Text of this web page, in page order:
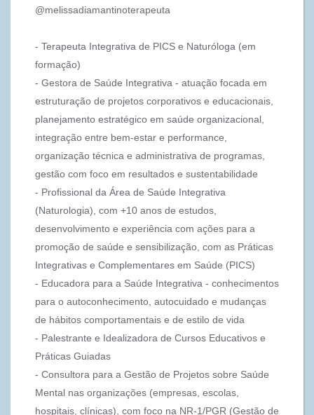
@melissadiamantinoterapeuta
- Terapeuta Integrativa de PICS e Naturóloga (em
formação)
- Gestora de Saúde Integrativa - atuação focada em
estruturação de projetos corporativos e educacionais,
planejamento estratégico em saúde organizacional,
integração entre bem-estar e performance,
organização técnica e administrativa de programas,
gestão com foco em resultados e sustentabilidade
- Profissional da Área de Saúde Integrativa
(Naturologia), com +10 anos de estudos,
desenvolvimento e experiência com ações para a
promoção de saúde e sensibilização, com as Práticas
Integrativas e Complementares em Saúde (PICS)
- Educadora para a Saúde Integrativa - conhecimentos
para o autoconhecimento, autocuidado e mudanças
de hábitos comportamentais e de estilo de vida
- Palestrante e Idealizadora de Cursos Educativos e
Práticas Guiadas
- Consultora para a Gestão de Projetos sobre Saúde
Mental nas organizações (empresas, escolas,
hospitais, clínicas), com foco na NR-1/PGR (Gestão de